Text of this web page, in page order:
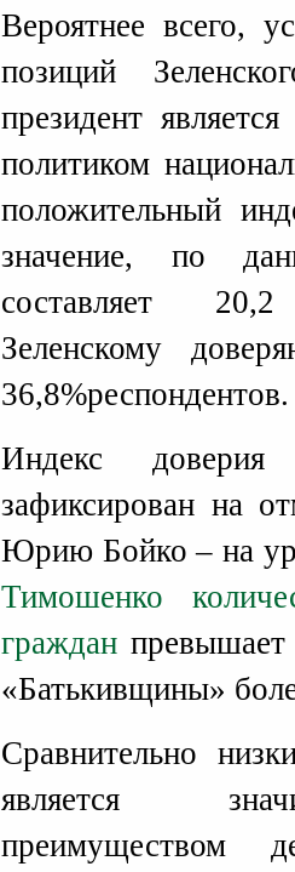
Вероятнее всего,
позиций
президент
политиком
положительный
значение, по
составляет
Зеленскому
36,8%респондентов.
Индекс
зафиксирован на
Юрию Бойко – на
Тимошенко
гражданпревышает
«Батькивщины»
Сравнительно
является
преимуществом